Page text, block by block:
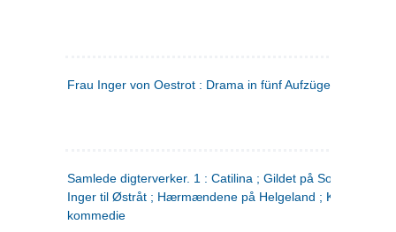
Frau Inger von Oestrot : Drama in fünf Aufzügen
Samlede digterverker. 1 : Catilina ; Gildet på Solhaug ; Fru
Inger til Østråt ; Hærmændene på Helgeland ;
kommedie